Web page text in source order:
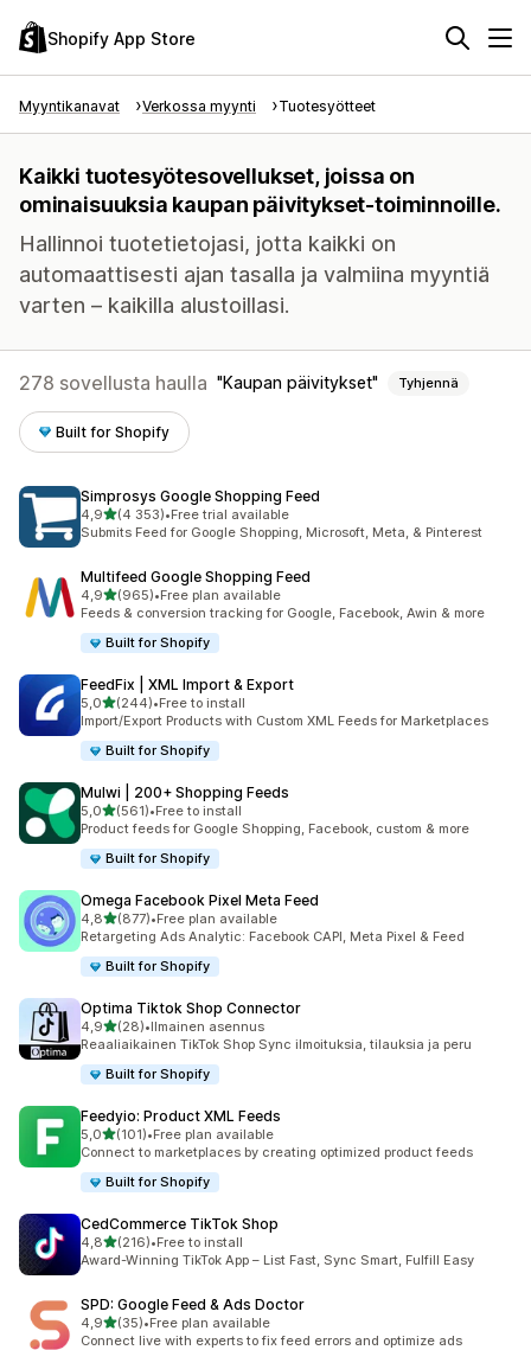
Shopify App Store
Myyntikanavat Verkossa myynti Tuotesyötteet
Kaikki tuotesyötesovellukset, joissa on
ominaisuuksia kaupan päivitykset-toiminnoille.
Hallinnoi tuotetietojasi, jotta kaikki on
automaattisesti ajan tasalla ja valmiina myyntiä
varten – kaikilla alustoillasi.
278 sovellusta haulla Kaupan päivitykset Tyhjennä
Built for Shopify
Simprosys Google Shopping Feed
4,9/ 5 tähteä
(4 353)
4353 arvostelua yhteensä
•Free trial available
Submits Feed for Google Shopping, Microsoft, Meta, & Pinterest
Multifeed Google Shopping Feed
4,9/ 5 tähteä
(965)
965 arvostelua yhteensä
•Free plan available
Feeds & conversion tracking for Google, Facebook, Awin & more
Built for Shopify
FeedFix | XML Import & Export
5,0/ 5 tähteä
(244)
244 arvostelua yhteensä
•Free to install
Import/Export Products with Custom XML Feeds for Marketplaces
Built for Shopify
Mulwi | 200+ Shopping Feeds
5,0/ 5 tähteä
(561)
561 arvostelua yhteensä
•Free to install
Product feeds for Google Shopping, Facebook, custom & more
Built for Shopify
Omega Facebook Pixel Meta Feed
4,8/ 5 tähteä
(877)
877 arvostelua yhteensä
•Free plan available
Retargeting Ads Analytic: Facebook CAPI, Meta Pixel & Feed
Built for Shopify
Optima Tiktok Shop Connector
4,9/ 5 tähteä
(28)
28 arvostelua yhteensä
•Ilmainen asennus
Reaaliaikainen TikTok Shop Sync ilmoituksia, tilauksia ja peru
Built for Shopify
Feedyio: Product XML Feeds
5,0/ 5 tähteä
(101)
101 arvostelua yhteensä
•Free plan available
Connect to marketplaces by creating optimized product feeds
Built for Shopify
CedCommerce TikTok Shop
4,8/ 5 tähteä
(216)
216 arvostelua yhteensä
•Free to install
Award-Winning TikTok App – List Fast, Sync Smart, Fulfill Easy
SPD: Google Feed & Ads Doctor
4,9/ 5 tähteä
(35)
35 arvostelua yhteensä
•Free plan available
Connect live with experts to fix feed errors and optimize ads